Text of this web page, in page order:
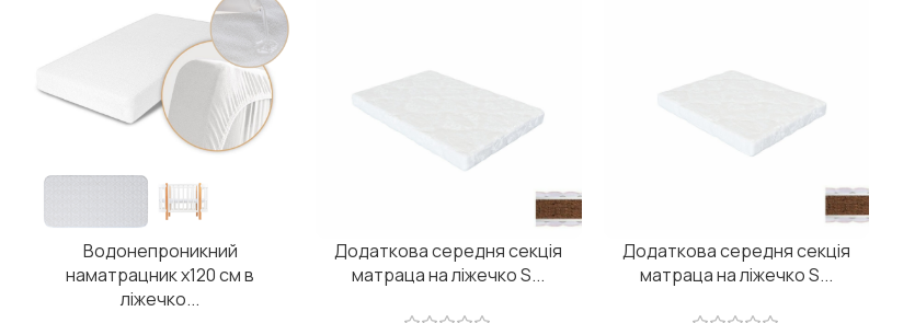
Водонепроникний
наматрацник х120 см в
ліжечко...
Додаткова середня секція
матраца на ліжечко S...
Додаткова середня секція
матраца на ліжечко S...